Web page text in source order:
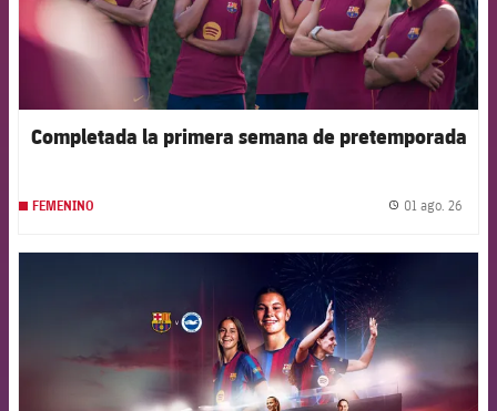
Completada la primera semana de pretemporada
FEMENINO 01 ago. 26
FCB Barcelona badge